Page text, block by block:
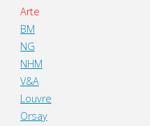
Arte
BM
NG
NHM
V&A
Louvre
Orsay